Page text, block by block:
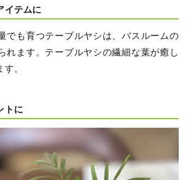
イテムに
でも育つテーブルヤシは、バスルームの
れます。テーブルヤシの繊細な葉が癒し
。
トに